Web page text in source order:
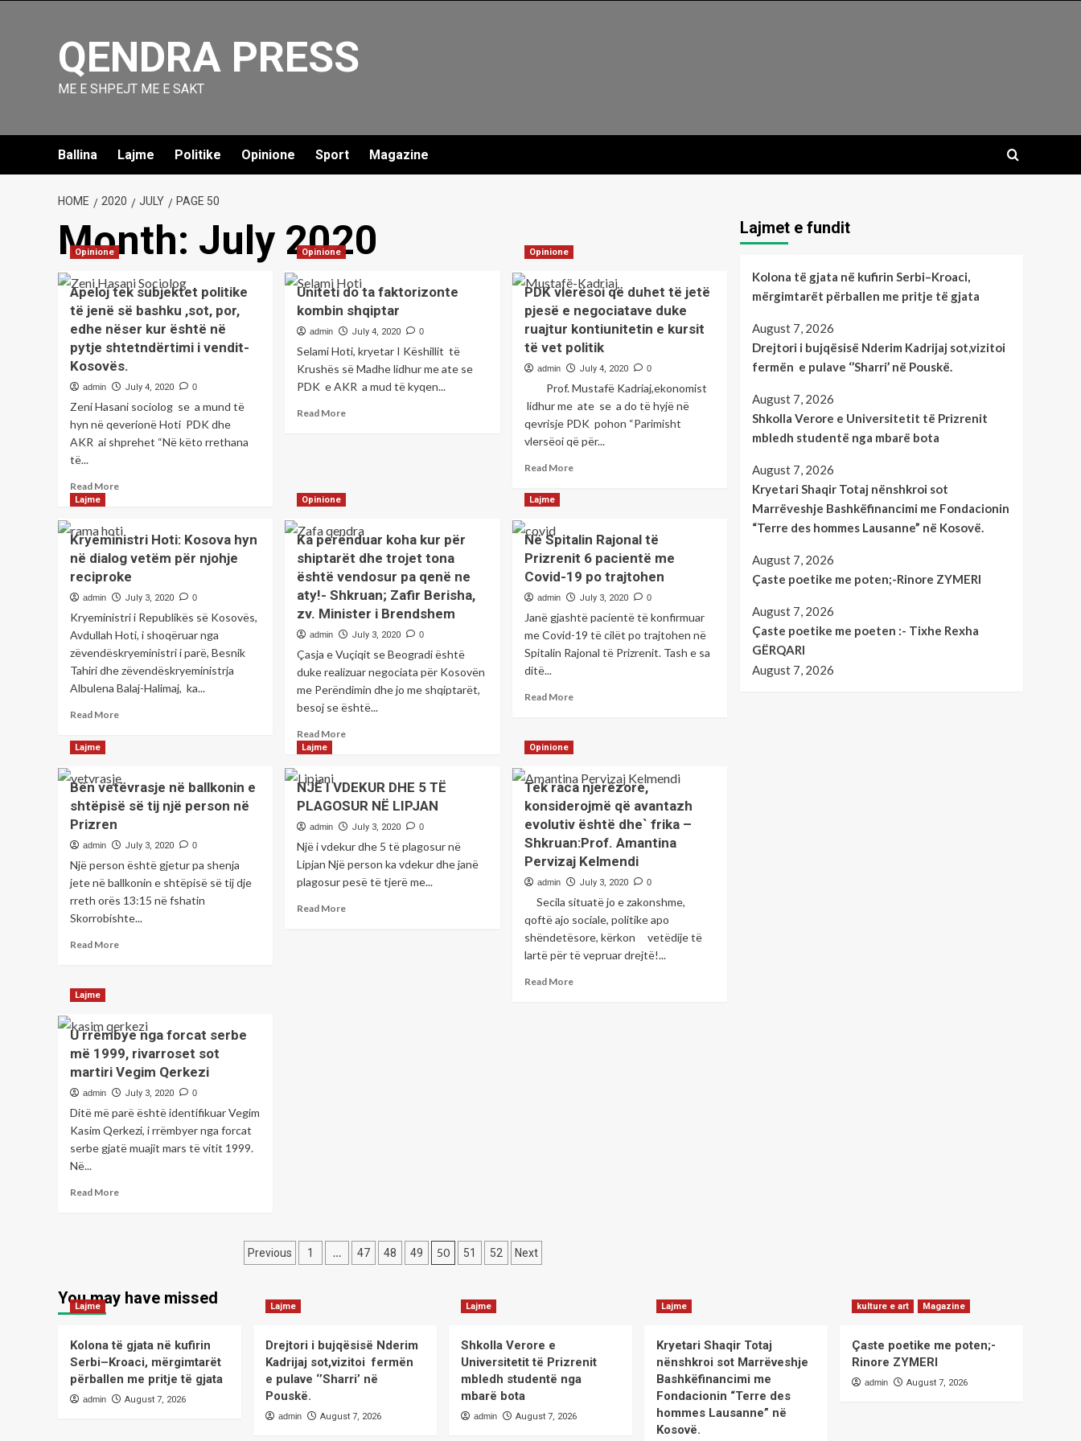
QENDRA PRESS
ME E SHPEJT ME E SAKT
Ballina Lajme Politike Opinione Sport Magazine
HOME 2020 JULY PAGE 50
Month: July 2020
Opinione
Apeloj tek subjektet politike
të jenë së bashku ,sot, por,
edhe nëser kur është në
pytje shtetndërtimi i vendit-
Kosovës.
admin July 4, 2020 0
Zeni Hasani sociolog se a mund të
hyn në qeverionë Hoti PDK dhe
AKR ai shprehet “Në këto rrethana
të...
Read MoreRead
Apeloj
tek
subjektet
politike
të
së
bashku
,sot,
por,
edhe
nëser
kur
shtetndërtimi
i
vendit-
Opinione
Uniteti do ta faktorizonte
kombin shqiptar
admin July 4, 2020 0
Selami Hoti, kryetar I Këshillit të
Krushës së Madhe lidhur me ate se
PDK e AKR a mud të kyqen...
Read MoreRead
shqiptar
Opinione
PDK vlerësoi që duhet të jetë
pjesë e negociatave duke
ruajtur kontiunitetin e kursit
të vet politik
admin July 4, 2020 0
Prof. Mustafë Kadriaj,ekonomist
lidhur me ate se a do të hyjë në
qevrisje PDK pohon “Parimisht
vlersëoi që për...
Read MoreRead
që
duhet
të
jetë
pjesë
e
negociatave
duke
e
vet
politik
Lajme
Kryeministri Hoti: Kosova hyn
në dialog vetëm për njohje
reciproke
admin July 3, 2020 0
Kryeministri i Republikës së Kosovës,
Avdullah Hoti, i shoqëruar nga
zëvendëskryeministri i parë, Besnik
Tahiri dhe zëvendëskryeministrja
Albulena Balaj-Halimaj, ka...
Read MoreRead
Kosova
hyn
vetëm
për
njohje
reciproke
Opinione
Ka perënduar koha kur për
shiptarët dhe trojet tona
është vendosur pa qenë ne
aty!- Shkruan; Zafir Berisha,
zv. Minister i Brendshem
admin July 3, 2020 0
Çasja e Vuçiqit se Beogradi është
duke realizuar negociata për Kosovën
me Perëndimin dhe jo me shqiptarët,
besoj se është...
Read MoreRead
perënduar
koha
kur
shiptarët
dhe
trojet
Lajme
Në Spitalin Rajonal të
Prizrenit 6 pacientë me
Covid-19 po trajtohen
admin July 3, 2020 0
Janë gjashtë pacientë të konfirmuar
me Covid-19 të cilët po trajtohen në
Spitalin Rajonal të Prizrenit. Tash e sa
ditë...
Read MoreRead
Në
Spitalin
të
Prizrenit
pacientë
me
Covid-
19
trajtohen
Lajme
Bën vetëvrasje në ballkonin e
shtëpisë së tij një person në
Prizren
admin July 3, 2020 0
Një person është gjetur pa shenja
jete në ballkonin e shtëpisë së tij dje
rreth orës 13:15 në fshatin
Skorrobishte...
Read MoreRead
ballkonin
e
shtëpisë
së
tij
një
person
Prizren
Lajme
NJË I VDEKUR DHE 5 TË
PLAGOSUR NË LIPJAN
admin July 3, 2020 0
Një i vdekur dhe 5 të plagosur në
Lipjan Një person ka vdekur dhe janë
plagosur pesë të tjerë me...
Read MoreRead
Opinione
Tek raca njerëzore,
konsiderojmë që avantazh
evolutiv është dhe` frika –
Shkruan:Prof. Amantina
Pervizaj Kelmendi
admin July 3, 2020 0
Secila situatë jo e zakonshme,
qoftë ajo sociale, politike apo
shëndetësore, kërkon vetëdije të
lartë për të vepruar drejtë!...
Read MoreRead
Lajme
U rrëmbye nga forcat serbe
më 1999, rivarroset sot
martiri Vegim Qerkezi
admin July 3, 2020 0
Ditë më parë është identifikuar Vegim
Kasim Qerkezi, i rrëmbyer nga forcat
serbe gjatë muajit mars të vitit 1999.
Në...
Read MoreRead
serbe
rivarroset
sot
Qerkezi
Posts
Previous 1 … 47 48 49 50 51 52 Next
Lajmet e fundit
Kolona të gjata në kufirin Serbi–Kroaci,
mërgimtarët përballen me pritje të gjata
August 7, 2026
Drejtori i bujqësisë Nderim Kadrijaj sot,vizitoi
fermën e pulave ‘’Sharri’ në Pouskë.
August 7, 2026
Shkolla Verore e Universitetit të Prizrenit
mbledh studentë nga mbarë bota
August 7, 2026
Kryetari Shaqir Totaj nënshkroi sot
Marrëveshje Bashkëfinancimi me Fondacionin
“Terre des hommes Lausanne” në Kosovë.
August 7, 2026
Çaste poetike me poten;-Rinore ZYMERI
August 7, 2026
Çaste poetike me poeten :- Tixhe Rexha
GËRQARI
August 7, 2026
You may have missed
Lajme
Kolona të gjata në kufirin
Serbi–Kroaci, mërgimtarët
përballen me pritje të gjata
admin August 7, 2026
Lajme
Drejtori i bujqësisë Nderim
Kadrijaj sot,vizitoi fermën
e pulave ‘’Sharri’ në
Pouskë.
admin August 7, 2026
Lajme
Shkolla Verore e
Universitetit të Prizrenit
mbledh studentë nga
mbarë bota
admin August 7, 2026
Lajme
Kryetari Shaqir Totaj
nënshkroi sot Marrëveshje
Bashkëfinancimi me
Fondacionin “Terre des
hommes Lausanne” në
Kosovë.
kulture e art Magazine
Çaste poetike me poten;-
Rinore ZYMERI
admin August 7, 2026